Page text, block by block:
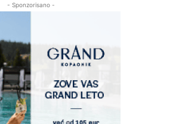
- Sponzorisano -